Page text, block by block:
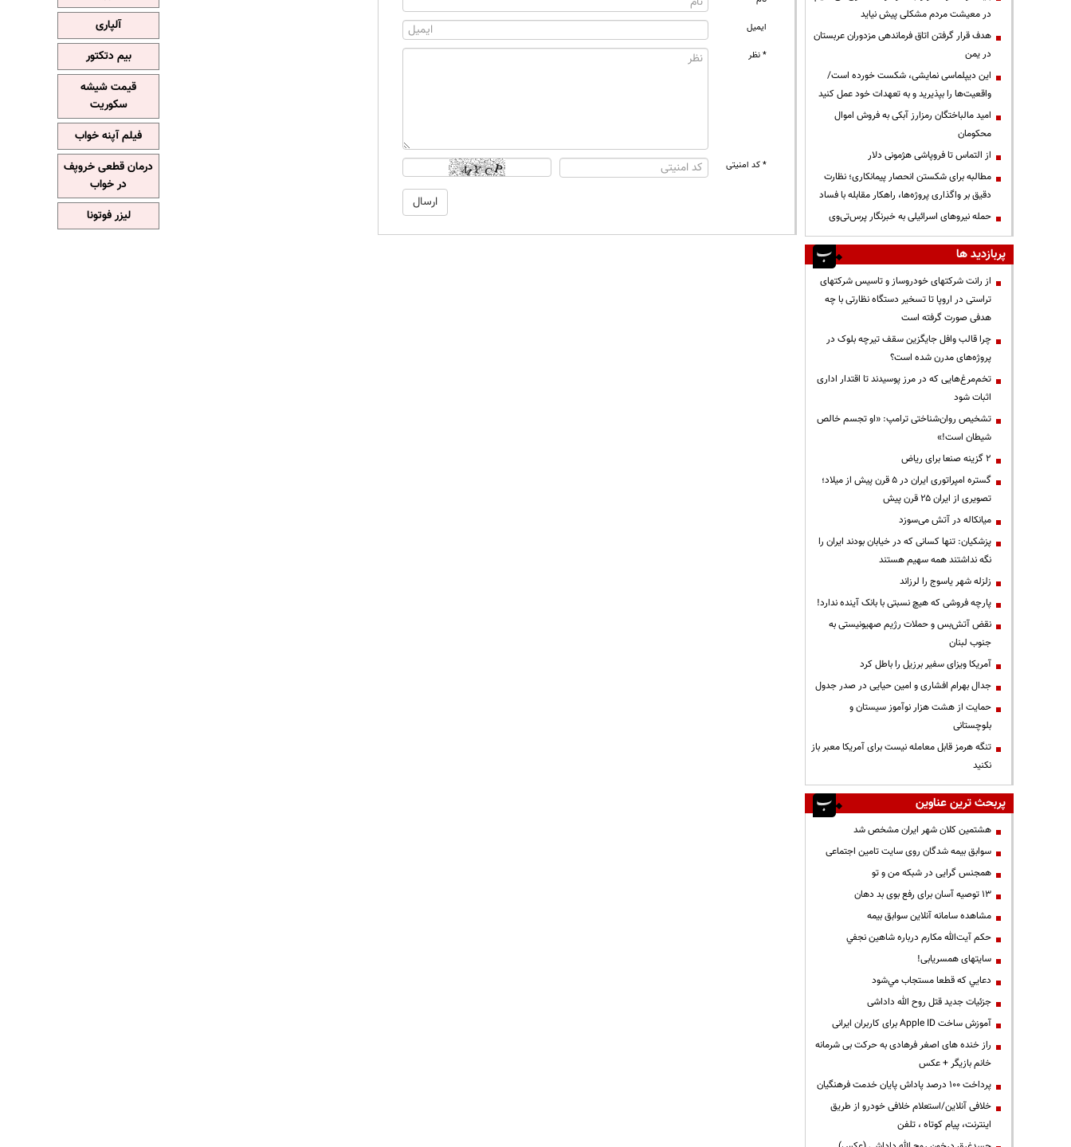
ایمیل
* نظر
* کد امنیتی
در معیشت مردم مشکلی پیش نیاید
هدف قرار گرفتن اتاق‌ فرماندهی مزدوران عربستان
در یمن
این دیپلماسی نمایشی، شکست خورده است/
واقعیت‌ها را بپذیرید و به تعهدات خود عمل کنید
امید مالباختگان رمزارز آبکی به فروش اموال
محکومان
از التماس تا فروپاشی هژمونی دلار
مطالبه برای شکستن انحصار پیمانکاری؛ نظارت
دقیق بر واگذاری پروژه‌ها، راهکار مقابله با فساد
حمله نیروهای اسرائیلی به خبرنگار پرس‌تی‌وی
پربازدید ها
از رانت‌ شرکتهای خودروساز و تاسیس شرکتهای
تراستی در اروپا تا تسخیر دستگاه نظارتی با چه
هدفی صورت گرفته است
چرا قالب وافل جایگزین سقف تیرچه بلوک در
پروژه‌های مدرن شده است؟
تخم‌مرغ‌هایی که در مرز پوسیدند تا اقتدار اداری
اثبات شود
تشخیص روان‌شناختی ترامپ: «او تجسم خالص
شیطان است!»
۲ گزینه صنعا برای ریاض
گستره امپراتوری ایران در ۵ قرن پیش از میلاد؛
تصویری از ایران ۲۵ قرن پیش
میانکاله در آتش می‌سوزد
پزشکیان: تنها کسانی که در خیابان بودند ایران را
نگه نداشتند همه سهیم هستند
زلزله شهر یاسوج را لرزاند
پارچه فروشی که هیچ نسبتی با بانک آینده ندارد!
نقض آتش‌بس و حملات رژیم صهیونیستی به
جنوب لبنان
آمریکا ویزای سفیر برزیل را باطل کرد
جدال بهرام افشاری و امین حیایی در صدر جدول
حمایت از هشت هزار نوآموز سیستان و
بلوچستانی
تنگه هرمز قابل معامله نیست برای آمریکا معبر باز
نکنید
پربحث ترین عناوین
هشتمین کلان شهر ایران مشخص شد
سوابق بیمه شدگان روی سایت تامین اجتماعی
همجنس گرایی در شبکه من و تو
13 توصیه آسان برای رفع بوی بد دهان
مشاهده سامانه آنلاين سوابق بیمه
حكم آيت‌الله مكارم درباره شاهين نجفي
سایتهای همسریابی!
دعايي كه قطعا مستجاب مي‌شود
جزئیات جدید قتل روح الله داداشی
آموزش ساخت Apple ID برای کاربران ایرانی
راز خنده های اصغر فرهادی به حرکت بی شرمانه
خانم بازیگر + عکس
پرداخت ۱۰۰ درصد پاداش پایان خدمت فرهنگیان
خلافی آنلاین/استعلام خلافی خودرو از طریق
اینترنت، پیام کوتاه ، تلفن
آلپاری
بیم دتکتور
قیمت شیشه
سکوریت
فیلم آپنه خواب
درمان قطعی خروپف
در خواب
لیزر فوتونا